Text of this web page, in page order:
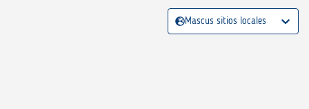
Mascus sitios locales